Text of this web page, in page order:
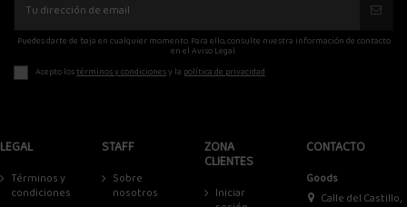
Puedes darte de baja en cualquier momento. Para ello, consulte nuestra información de contacto
en el Aviso Legal.
Acepto lostérminos y condicionesy la política de privacidad
LEGAL
Términos y
condiciones
STAFF
Sobre
nosotros
ZONA
CLIENTES
Iniciar
CONTACTO
Goods
Calle del Castillo,